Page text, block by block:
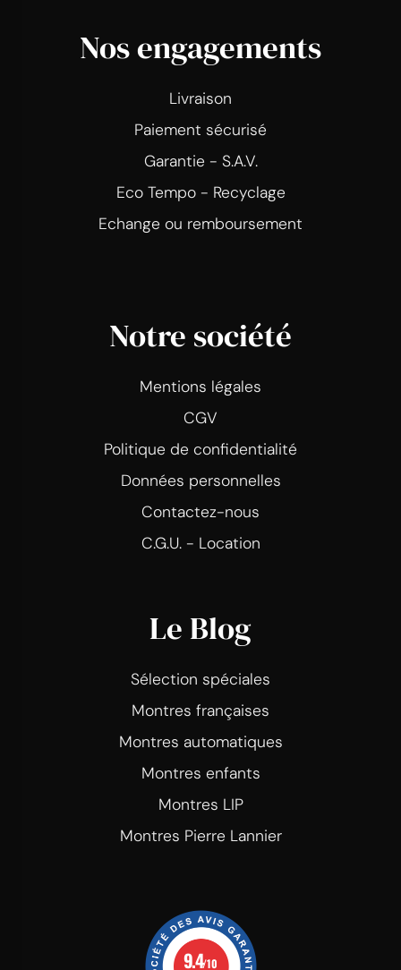
Nos engagements
Livraison
Paiement sécurisé
Garantie - S.A.V.
Eco Tempo - Recyclage
Echange ou remboursement
Notre société
Mentions légales
CGV
Politique de confidentialité
Données personnelles
Contactez-nous
C.G.U. - Location
Le Blog
Sélection spéciales
Montres françaises
Montres automatiques
Montres enfants
Montres LIP
Montres Pierre Lannier
9.4/10